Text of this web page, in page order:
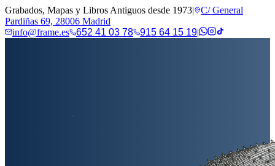
Grabados, Mapas y Libros Antiguos desde 1973|
C/ General
Pardiñas 69, 28006 Madrid
info@frame.es
652 41 03 78 915 64 15 19|